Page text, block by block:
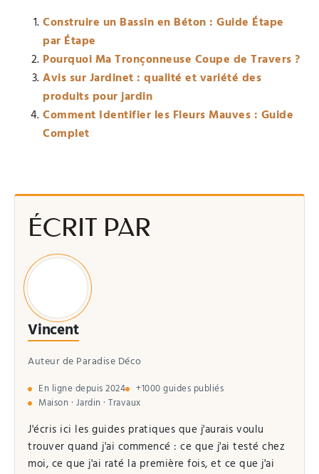
Construire un Bassin en Béton : Guide Étape
par Étape
Pourquoi Ma Tronçonneuse Coupe de Travers ?
Avis sur Jardinet : qualité et variété des
produits pour jardin
Comment Identifier les Fleurs Mauves : Guide
Complet
ÉCRIT PAR
Vincent
Auteur de Paradise Déco
En ligne depuis 2024
+1000 guides publiés
Maison · Jardin · Travaux
J'écris ici les guides pratiques que j'aurais voulu
trouver quand j'ai commencé : ce que j'ai testé chez
moi, ce que j'ai raté la première fois, et ce que j'ai